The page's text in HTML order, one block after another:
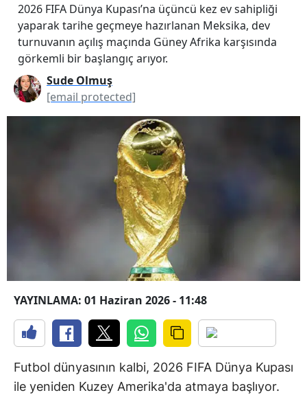
2026 FIFA Dünya Kupası’na üçüncü kez ev sahipliği
yaparak tarihe geçmeye hazırlanan Meksika, dev
turnuvanın açılış maçında Güney Afrika karşısında
görkemli bir başlangıç arıyor.
Sude Olmuş
[email protected]
YAYINLAMA: 01 Haziran 2026 - 11:48
Futbol dünyasının kalbi, 2026 FIFA Dünya Kupası
ile yeniden Kuzey Amerika'da atmaya başlıyor.